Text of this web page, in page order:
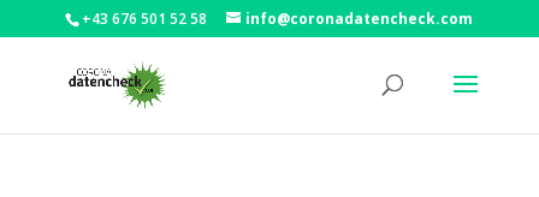
+43 676 501 52 58 info@coronadatencheck.com